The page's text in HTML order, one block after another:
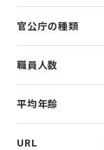
官公庁の種類
職員人数
平均年齢
URL